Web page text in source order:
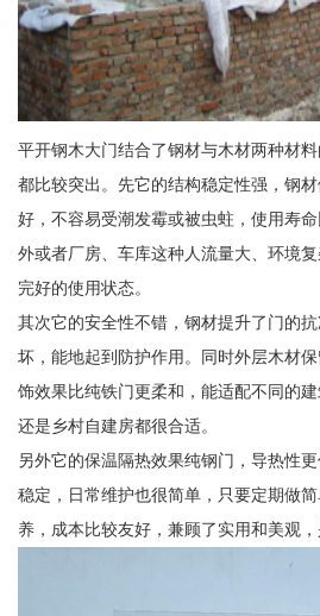
平开钢木大门结合了钢材与木材两种材
都比较突出。先它的结构稳定性强，钢
好，不容易受潮发霉或被虫蛀，使用寿
外或者厂房、车库这种人流量大、环境
完好的使用状态。
其次它的安全性不错，钢材提升了门的
坏，能地起到防护作用。同时外层木材
饰效果比纯铁门更柔和，能适配不同的
还是乡村自建房都很合适。
另外它的保温隔热效果纯钢门，导热性
稳定，日常维护也很简单，只要定期做
养，成本比较友好，兼顾了实用和美观，